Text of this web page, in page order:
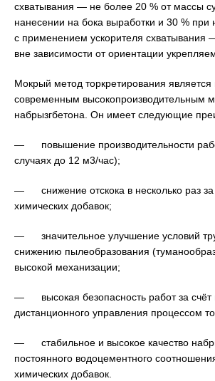
схватывания — не более 20 % от массы
нанесении на бока выработки и 30 % при
с применением ускорителя схватывания
вне зависимости от ориентации
Мокрый метод торкретирования
современным высокопроизводительным
набрызгбетона. Он имеет следующие
— повышение производительности
случаях до 12 м3/час);
— снижение отскока в несколько раз за
химических добавок;
— значительное улучшение условий
снижению пылеобразования
высокой механизации;
— высокая безопасность работ за счёт
дистанционного управления процессом
— стабильное и высокое качество
постоянного водоцементного
химических добавок.